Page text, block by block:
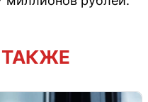
ТАКЖЕ